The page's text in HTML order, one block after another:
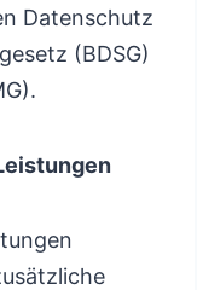
Datenschutz
(BDSG)